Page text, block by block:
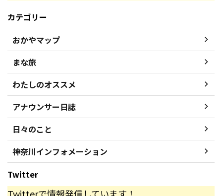
カテゴリー
おかやマップ
まな旅
わたしのオススメ
アナウンサー日誌
日々のこと
神奈川インフォメーション
Twitter